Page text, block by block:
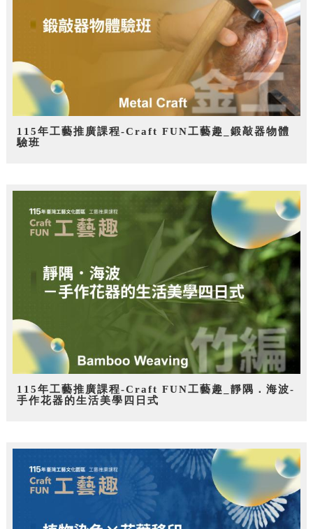
115年工藝推廣課程-Craft FUN工藝趣_鍛敲器物體
驗班
115年工藝推廣課程-Craft FUN工藝趣_靜隅．海波-
手作花器的生活美學四日式